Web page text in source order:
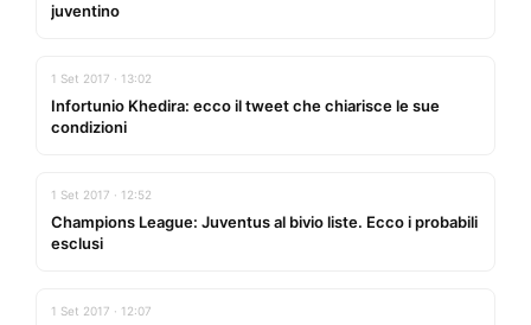
juventino
1 Set 2017 · 13:02
Infortunio Khedira: ecco il tweet che chiarisce le sue
condizioni
1 Set 2017 · 12:52
Champions League: Juventus al bivio liste. Ecco i probabili
esclusi
1 Set 2017 · 12:07